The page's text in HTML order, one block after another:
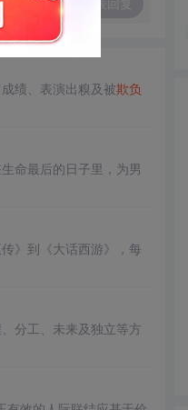
绩、表演出糗及被欺负
命最后的日子里，为男
》到《大话西游》，每
分工、未来及独立等方